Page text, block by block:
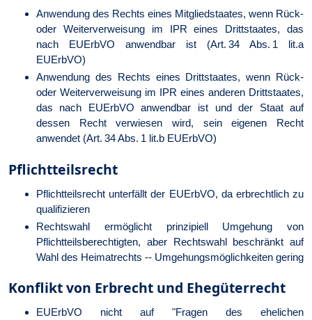
Anwendung des Rechts eines Mitgliedstaates, wenn Rück-
oder Weiterverweisung im IPR eines Drittstaates, das
nach EUErbVO anwendbar ist (Art. 34 Abs. 1 lit.a
EUErbVO)
Anwendung des Rechts eines Drittstaates, wenn Rück-
oder Weiterverweisung im IPR eines anderen Drittstaates,
das nach EUErbVO anwendbar ist und der Staat auf
dessen Recht verwiesen wird, sein eigenen Recht
anwendet (Art. 34 Abs. 1 lit.b EUErbVO)
Pflichtteilsrecht
Pflichtteilsrecht unterfällt der EUErbVO, da erbrechtlich zu
qualifizieren
Rechtswahl ermöglicht prinzipiell Umgehung von
Pflichtteilsberechtigten, aber Rechtswahl beschränkt auf
Wahl des Heimatrechts -- Umgehungsmöglichkeiten gering
Konflikt von Erbrecht und Ehegüterrecht
EUErbVO nicht auf "Fragen des ehelichen